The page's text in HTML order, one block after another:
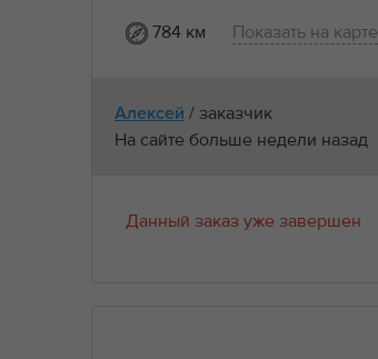
784 км
Показать на карте
Алексей / заказчик
На сайте больше недели назад
Данный заказ уже завершен